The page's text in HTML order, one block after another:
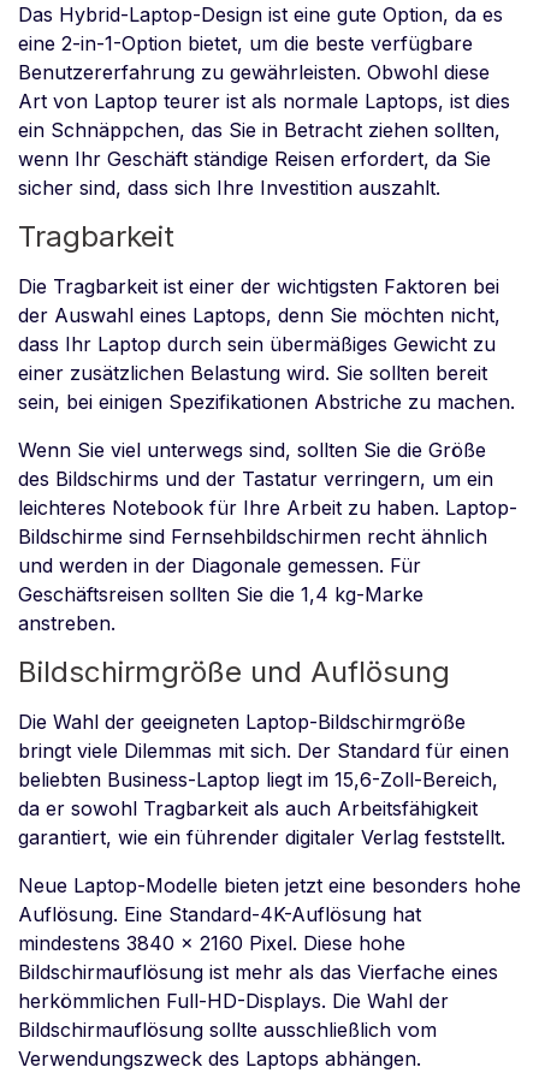
Das Hybrid-Laptop-Design ist eine gute Option, da es
eine 2-in-1-Option bietet, um die beste verfügbare
Benutzererfahrung zu gewährleisten. Obwohl diese
Art von Laptop teurer ist als normale Laptops, ist dies
ein Schnäppchen, das Sie in Betracht ziehen sollten,
wenn Ihr Geschäft ständige Reisen erfordert, da Sie
sicher sind, dass sich Ihre Investition auszahlt.
Tragbarkeit
Die Tragbarkeit ist einer der wichtigsten Faktoren bei
der Auswahl eines Laptops, denn Sie möchten nicht,
dass Ihr Laptop durch sein übermäßiges Gewicht zu
einer zusätzlichen Belastung wird. Sie sollten bereit
sein, bei einigen Spezifikationen Abstriche zu machen.
Wenn Sie viel unterwegs sind, sollten Sie die Größe
des Bildschirms und der Tastatur verringern, um ein
leichteres Notebook für Ihre Arbeit zu haben. Laptop-
Bildschirme sind Fernsehbildschirmen recht ähnlich
und werden in der Diagonale gemessen. Für
Geschäftsreisen sollten Sie die 1,4 kg-Marke
anstreben.
Bildschirmgröße und Auflösung
Die Wahl der geeigneten Laptop-Bildschirmgröße
bringt viele Dilemmas mit sich. Der Standard für einen
beliebten Business-Laptop liegt im 15,6-Zoll-Bereich,
da er sowohl Tragbarkeit als auch Arbeitsfähigkeit
garantiert, wie ein führender digitaler Verlag feststellt.
Neue Laptop-Modelle bieten jetzt eine besonders hohe
Auflösung. Eine Standard-4K-Auflösung hat
mindestens 3840 x 2160 Pixel. Diese hohe
Bildschirmauflösung ist mehr als das Vierfache eines
herkömmlichen Full-HD-Displays. Die Wahl der
Bildschirmauflösung sollte ausschließlich vom
Verwendungszweck des Laptops abhängen.